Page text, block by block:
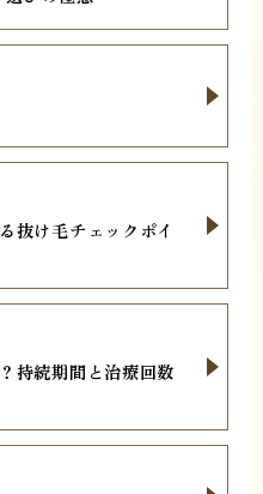
抜け毛チェックポイ
持続期間と治療回数